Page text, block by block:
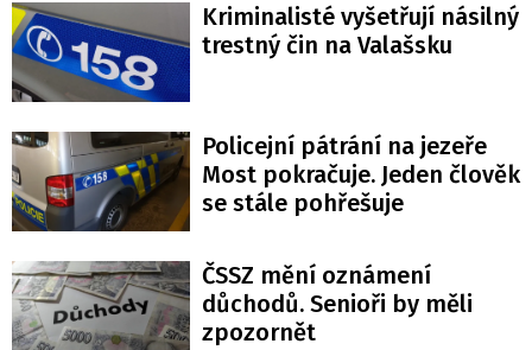
Kriminalisté vyšetřují násilný
trestný čin na Valašsku
Policejní pátrání na jezeře
Most pokračuje. Jeden člověk
se stále pohřešuje
ČSSZ mění oznámení
důchodů. Senioři by měli
zpozornět